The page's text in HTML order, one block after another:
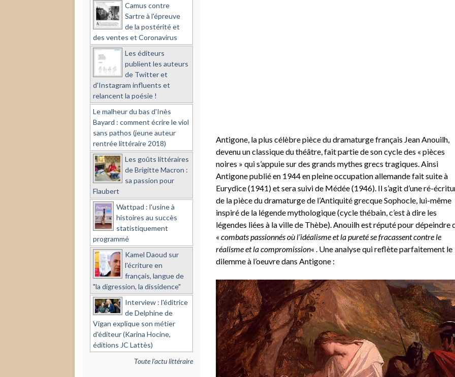
Antigone, la plus célèbre pièce du dramaturge français Jean Anouilh,
devenu un classique du théâtre, fait partie de son cycle des « pièces
noires » qui s’appuie sur des grands mythes grecs tragiques. Ainsi
Antigone publié en 1944 en pleine occupation allemande fait suite à
Eurydice (1941) et sera suivi de Médée (1946). Il s’agit d’une ré-
de la pièce du dramaturge de l’Antiquité grecque Sophocle, lui-même
inspiré de la légende mythologique (cycle thébain, c’est à dire les
légendes liées à la ville de Thèbe). Anouilh est réputé pour dépeindre
« combats passionnés où l’idéalisme et la pureté se fracassent contre le
réalisme et la compromission« . Une analyse qui reflète parfaitement le
dilemme à l’oeuvre dans Antigone :
Camus contre
Sartre à l'épreuve
de la postérité et
des ventes et Coronavirus
Les éditeurs
publient les auteurs
de Twitter et
d'Instagram influents et
relancent la poésie !
Le malheur du bas d'Inès
Bayard : comment écrire le viol
sans pathos (jeune auteur
rentrée littéraire 2018)
Les goûts littéraires
de Brigitte Macron :
sa passion pour
Flaubert
Wattpad : l'usine à
histoires au succès
statistiquement
programmé
Kamel Daoud sur
l'écriture en
français, langue de
"la digression, la dissidence"
Interview : l'éditrice
de Delphine de
Vigan explique son métier
d'éditeur (Karina Hocine,
éditions JC Lattès)
Toute l'actu littéraire